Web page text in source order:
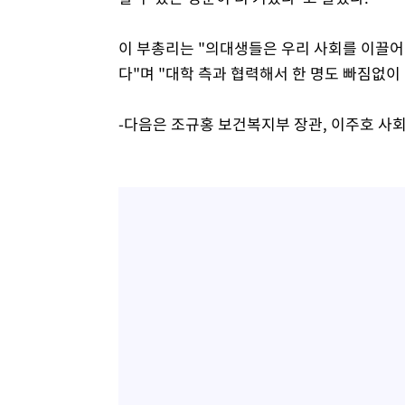
이 부총리는 "의대생들은 우리 사회를 이끌
다"며 "대학 측과 협력해서 한 명도 빠짐없
-다음은 조규홍 보건복지부 장관, 이주호 사